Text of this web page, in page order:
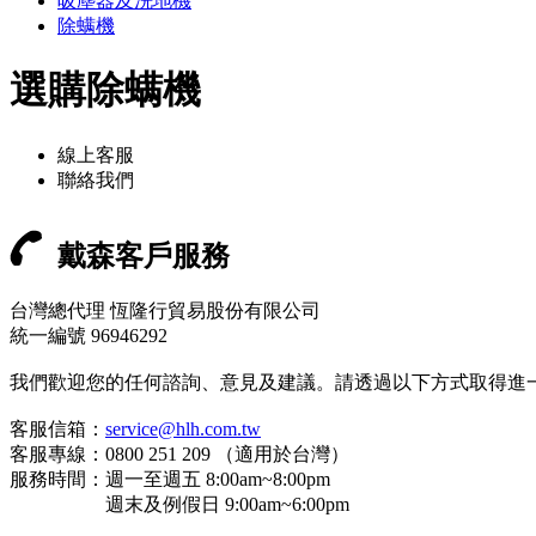
除螨機
選購除螨機
線上客服
聯絡我們
戴森客戶服務
台灣總代理 恆隆行貿易股份有限公司
統一編號 96946292
我們歡迎您的任何諮詢、意見及建議。請透過以下方式取得進
客服信箱： service@hlh.com.tw
客服專線：0800 251 209 （適用於台灣）
服務時間：週一至週五 8:00am~8:00pm
週末及例假日 9:00am~6:00pm